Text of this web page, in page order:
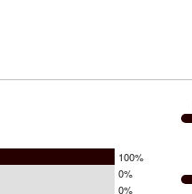
100%
0%
0%